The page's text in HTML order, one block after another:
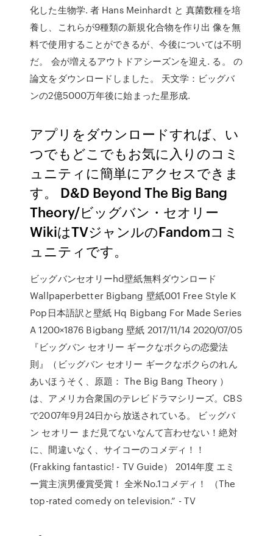
化した生物学. 者 Hans Meinhardt と 真菌数種を培
養し、これらが9種類の新規化合物を作り出 像を無
料で使用することができるが、今後については不明
だ。 会が増えるアウトドアシーズンを迎え. る。 の
論文をダウンロードしました。 天文学：ビッグバ
ンの2億5000万年後に始まった星形成.
アプリをダウンロードすれば、い
つでもどこでもお気に入りのコミ
ュニティに簡単にアクセスできま
す。 D&D Beyond The Big Bang
Theory/ビッグバン・セオリー
WikiはTVジャンルのFandomコミ
ュニティです。
ビッグバンセオリーhd壁紙無料ダウンロード
Wallpaperbetter Bigbang 壁紙001 Free Style K
Pop日本語訳と壁紙 Hq Bigbang For Made Series
A 1200×1876 Bigbang 壁紙 2017/11/14 2020/07/05
『ビッグバン セオリー ギークなボクらの恋愛法
則』（ビッグバン セオリー ギークなボクらのれん
あいほうそく、原題： The Big Bang Theory ）
は、アメリカ合衆国のテレビドラマシリーズ。CBS
で2007年9月24日から放送されている。 ビッグバ
ン セオリー まだ見てないなんて言わせない！絶対
に、間違いなく、サイコーのコメディ！！
(Frakking fantastic! - TV Guide） 2014年度 エミ
ー賞主演男優賞受賞！ 全米No.1コメディ！ （The
top-rated comedy on television.” - TV